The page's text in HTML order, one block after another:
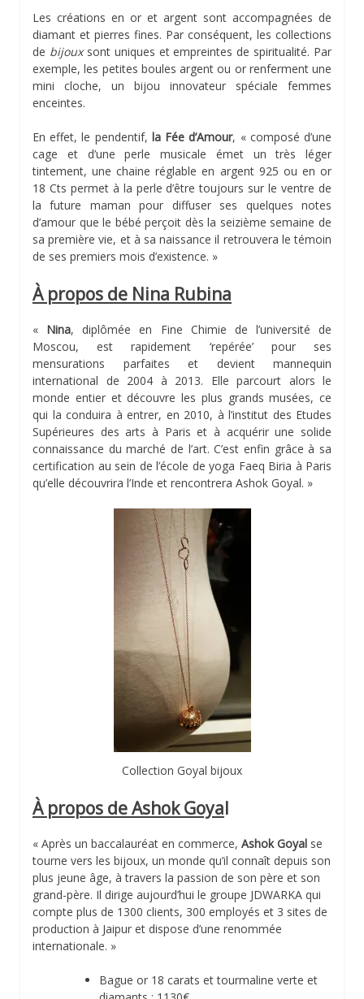
Les créations en or et argent sont accompagnées de
diamant et pierres fines. Par conséquent, les collections
de bijouxsont uniques et empreintes de spiritualité. Par
exemple, les petites boules argent ou or renferment une
mini cloche, un bijou innovateur spéciale femmes
enceintes.
En effet, le pendentif, la Fée d’Amour, « composé d’une
cage et d’une perle musicale émet un très léger
tintement, une chaine réglable en argent 925 ou en or
18 Cts permet à la perle d’être toujours sur le ventre de
la future maman pour diffuser ses quelques notes
d’amour que le bébé perçoit dès la seizième semaine de
sa première vie, et à sa naissance il retrouvera le témoin
de ses premiers mois d’existence. »
À propos de Nina Rubina
« Nina, diplômée en Fine Chimie de l’université de
Moscou, est rapidement ‘repérée’ pour ses
mensurations parfaites et devient mannequin
international de 2004 à 2013. Elle parcourt alors le
monde entier et découvre les plus grands musées, ce
qui la conduira à entrer, en 2010, à l’institut des Etudes
Supérieures des arts à Paris et à acquérir une solide
connaissance du marché de l’art. C’est enfin grâce à sa
certification au sein de l’école de yoga Faeq Biria à Paris
qu’elle découvrira l’Inde et rencontrera Ashok Goyal. »
Collection Goyal bijoux
À propos de Ashok Goyal
« Après un baccalauréat en commerce, Ashok Goyal se
tourne vers les bijoux, un monde qu’il connaît depuis son
plus jeune âge, à travers la passion de son père et son
grand-père. Il dirige aujourd’hui le groupe JDWARKA qui
compte plus de 1300 clients, 300 employés et 3 sites de
production à Jaipur et dispose d’une renommée
internationale. »
Bague or 18 carats et tourmaline verte et